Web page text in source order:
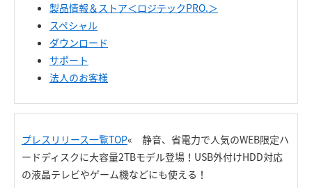
製品情報＆ストア＜ロジテックPRO.＞
スペシャル
ダウンロード
サポート
法人のお客様
プレスリリース一覧TOP« 静音、省電力で人気のWEB限定ハ
ードディスクに大容量2TBモデル登場！USB外付けHDD対応
の液晶テレビやゲーム機などにも使える！